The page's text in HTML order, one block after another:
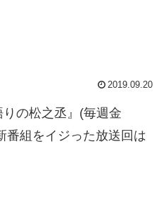
2019.09.20
の松之丞』(毎週金
番組をイジった放送回は